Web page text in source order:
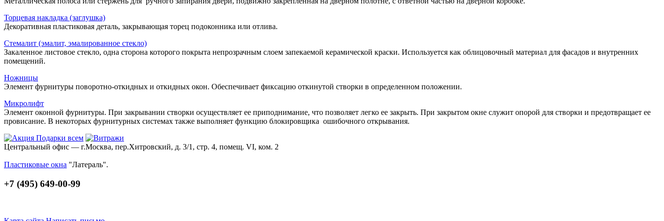
Торцевая накладка (заглушка)
Декоративная пластиковая деталь, закрывающая торец подоконника или отлива.
Стемалит (эмалит, эмалированное стекло)
Закаленное листовое стекло, одна сторона которого покрыта непрозрачным слоем запекаемой керамической краски. Используется как облицовочный материал для фасадов и внутренних
помещений.
Ножницы
Элемент фурнитуры поворотно-откидных и откидных окон. Обеспечивает фиксацию откинутой створки в определенном положении.
Микролифт
Элемент оконной фурнитуры. При закрывании створки осуществляет ее приподнимание, что позволяет легко ее закрыть. При закрытом окне служит опорой для створки и предотвращает ее
провисание. В некоторых фурнитурных системах также выполняет функцию блокировщика ошибочного открывания.
Центральный офис — г.Москва, пер.Хитровский, д. 3/1, стр. 4, помещ. VI, ком. 2
Пластиковые окна "Латераль".
+7 (495) 649-00-99